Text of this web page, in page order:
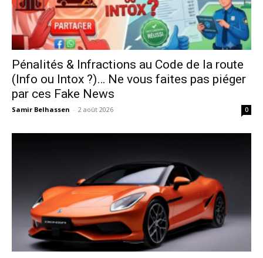
Pénalités & Infractions au Code de la route
(Info ou Intox ?)… Ne vous faites pas piéger
par ces Fake News
Samir Belhassen - 2 août 2026 0